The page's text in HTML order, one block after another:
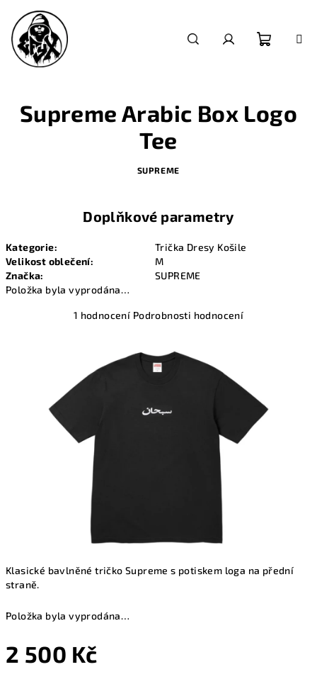
obsah
Klasické bavlněné tričko Supreme s potiskem loga na přední
straně.
Položka byla vyprodána…
2 500 Kč
Supreme Arabic Box Logo
Tee
SUPREME
Doplňkové parametry
Kategorie:
Trička Dresy Košile
Velikost oblečení:
M
Značka:
SUPREME
Položka byla vyprodána…
Průměrné
z
1 hodnocení Podrobnosti hodnocení